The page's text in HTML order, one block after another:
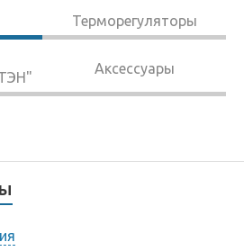
Терморегуляторы
Аксессуары